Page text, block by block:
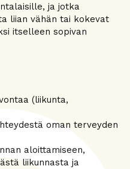
ja jotka
liian vähän tai kokevat
itselleen sopivan
(liikunta,
oman terveyden
aloittamiseen,
liikunnasta ja